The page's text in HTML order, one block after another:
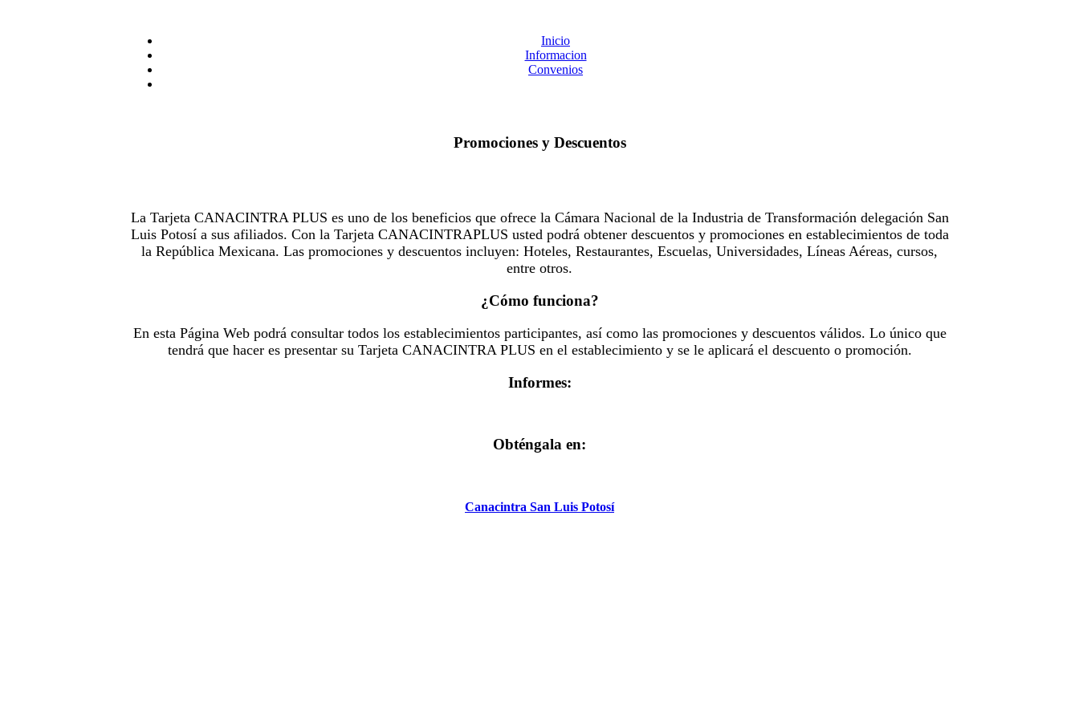
Inicio
Informacion
Convenios
Promociones y Descuentos
La Tarjeta CANACINTRA PLUS es uno de los beneficios que ofrece la Cámara Nacional de la Industria de Transformación delegación San
Luis Potosí a sus afiliados. Con la Tarjeta CANACINTRAPLUS usted podrá obtener descuentos y promociones en establecimientos de toda
la República Mexicana. Las promociones y descuentos incluyen: Hoteles, Restaurantes, Escuelas, Universidades, Líneas Aéreas, cursos,
entre otros.
¿Cómo funciona?
En esta Página Web podrá consultar todos los establecimientos participantes, así como las promociones y descuentos válidos. Lo único que
tendrá que hacer es presentar su Tarjeta CANACINTRA PLUS en el establecimiento y se le aplicará el descuento o promoción.
Informes:
Obténgala en:
Canacintra San Luis Potosí